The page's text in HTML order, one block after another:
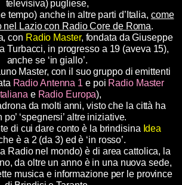
televisiva) pugliese,
tempo) anche in altre parti d’Italia, come
nel Lazio con Radio Core de Roma.
con Radio Master, fondata da Giuseppe
Turbacci, in progresso a 19 (aveva 15),
anche se ‘in giallo’.
Master, con il suo gruppo di emittenti
Radio Antenna 1 e poi Radio Master
e Radio Europa),
da molti anni, visto che la città ha
po’ ‘spegnersi’ altre iniziative.
di cui dare conto è la brindisina Idea
è a 2 (da 3) ed è ‘in rosso’.
Radio nel mondo) è di area cattolica, la
da oltre un anno è in una nuova sede,
musica e informazione per le province